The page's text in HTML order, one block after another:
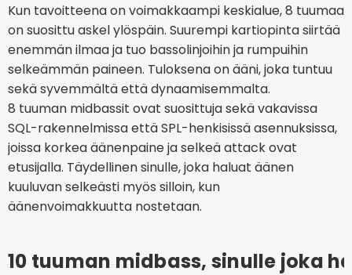
Kun tavoitteena on voimakkaampi keskialue, 8 tuumaa
on suosittu askel ylöspäin. Suurempi kartiopinta siirtää
enemmän ilmaa ja tuo bassolinjoihin ja rumpuihin
selkeämmän paineen. Tuloksena on ääni, joka tuntuu
sekä syvemmältä että dynaamisemmalta.
8 tuuman midbassit ovat suosittuja sekä vakavissa
SQL-rakennelmissa että SPL-henkisissä asennuksissa,
joissa korkea äänenpaine ja selkeä attack ovat
etusijalla. Täydellinen sinulle, joka haluat äänen
kuuluvan selkeästi myös silloin, kun
äänenvoimakkuutta nostetaan.
10 tuuman midbass, sinulle joka